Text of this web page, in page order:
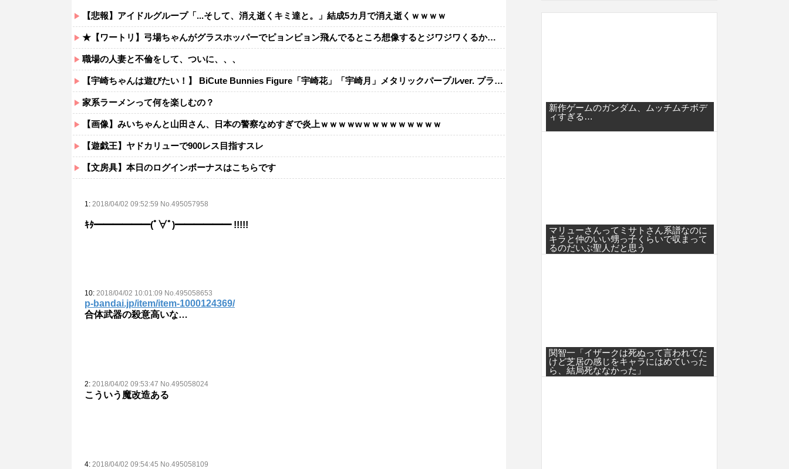
【悲報】アイドルグループ「...そして、消え逝くキミ達と。」結成5カ月で消え逝くｗｗｗｗ
★【ワートリ】弓場ちゃんがグラスホッパーでピョンピョン飛んでるところ想像するとジワジワくるから使わんでくれ
職場の人妻と不倫をして、ついに、、、
【宇崎ちゃんは遊びたい！】 BiCute Bunnies Figure「宇崎花」「宇崎月」メタリックパープルver. プライズフィギュア【ラウンドワン限定で展開決定】
家系ラーメンって何を楽しむの？
【画像】みいちゃんと山田さん、日本の警察なめすぎで炎上ｗｗｗｗwｗｗｗｗｗｗｗｗｗ
【遊戯王】ヤドカリューで900レス目指すスレ
【文房具】本日のログインボーナスはこちらです
1: 2018/04/02 09:52:59 No.495057958
ｷﾀ━━━━━━(ﾟ∀ﾟ)━━━━━━ !!!!!
10: 2018/04/02 10:01:09 No.495058653
p-bandai.jp/item/item-1000124369/
合体武器の殺意高いな…
2: 2018/04/02 09:53:47 No.495058024
こういう魔改造ある
4: 2018/04/02 09:54:45 No.495058109
新作ゲームのガンダム、ムッチムチボデ
ィすぎる…
マリューさんってミサトさん系譜なのに
キラと仲のいい甥っ子くらいで収まって
るのだいぶ聖人だと思う
関智一「イザークは死ぬって言われてた
けど芝居の感じをキャラにはめていった
ら、結局死ななかった」